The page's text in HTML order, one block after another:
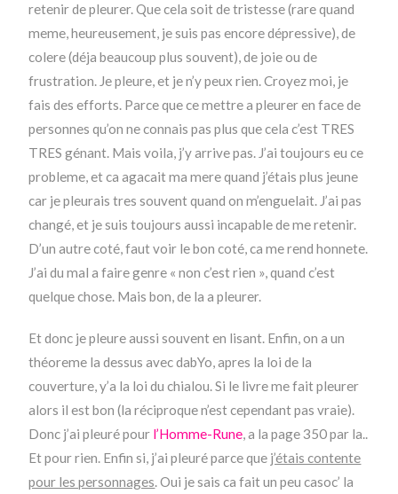
retenir de pleurer. Que cela soit de tristesse (rare quand
meme, heureusement, je suis pas encore dépressive), de
colere (déja beaucoup plus souvent), de joie ou de
frustration. Je pleure, et je n’y peux rien. Croyez moi, je
fais des efforts. Parce que ce mettre a pleurer en face de
personnes qu’on ne connais pas plus que cela c’est TRES
TRES génant. Mais voila, j’y arrive pas. J’ai toujours eu ce
probleme, et ca agacait ma mere quand j’étais plus jeune
car je pleurais tres souvent quand on m’enguelait. J’ai pas
changé, et je suis toujours aussi incapable de me retenir.
D’un autre coté, faut voir le bon coté, ca me rend honnete.
J’ai du mal a faire genre « non c’est rien », quand c’est
quelque chose. Mais bon, de la a pleurer.
Et donc je pleure aussi souvent en lisant. Enfin, on a un
théoreme la dessus avec dabYo, apres la loi de la
couverture, y’a la loi du chialou. Si le livre me fait pleurer
alors il est bon (la réciproque n’est cependant pas vraie).
Donc j’ai pleuré pour l’Homme-Rune, a la page 350 par la..
Et pour rien. Enfin si, j’ai pleuré parce que j’étais contente
pour les personnages. Oui je sais ca fait un peu casoc’ la